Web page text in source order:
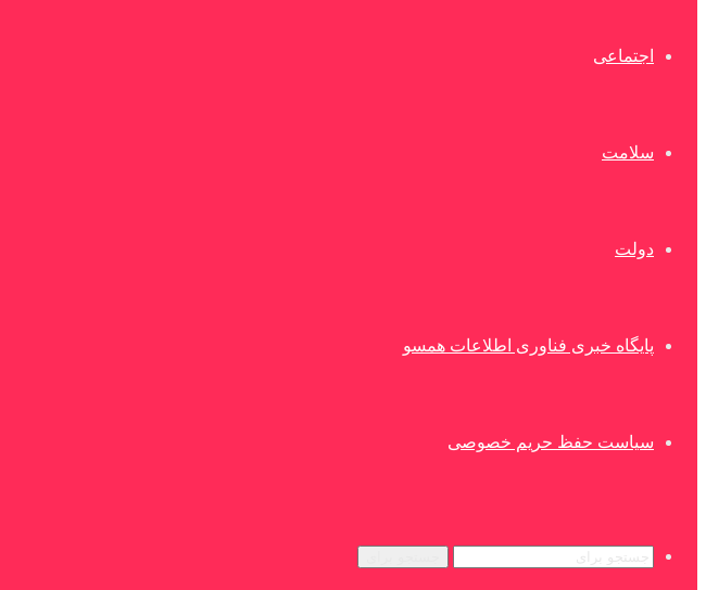
اجتماعی
سلامت
دولت
پایگاه خبری فناوری اطلاعات همسو
سیاست حفظ حریم خصوصی